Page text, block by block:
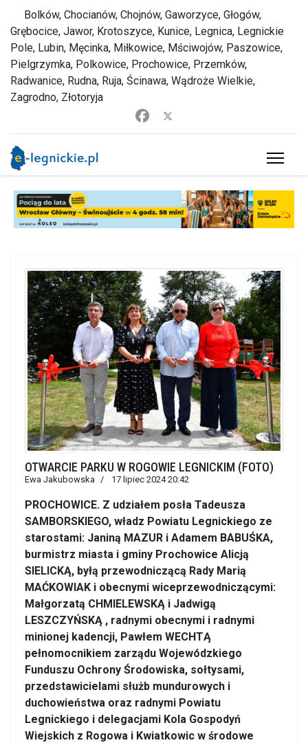
Bolków, Chocianów, Chojnów, Gaworzyce, Głogów,
Grębocice, Jawor, Krotoszyce, Kunice, Legnica, Legnickie
Pole, Lubin, Męcinka, Miłkowice, Mściwojów, Paszowice,
Pielgrzymka, Polkowice, Prochowice, Przemków,
Radwanice, Rudna, Ruja, Ścinawa, Wądroże Wielkie,
Zagrodno, Złotoryja
OTWARCIE PARKU W ROGOWIE LEGNICKIM (FOTO)
Ewa Jakubowska 17 lipiec 2024 20:42
PROCHOWICE. Z udziałem posła Tadeusza
SAMBORSKIEGO, władz Powiatu Legnickiego ze
starostami: Janiną MAZUR i Adamem BABUŚKA,
burmistrz miasta i gminy Prochowice Alicją
SIELICKĄ, byłą przewodniczącą Rady Marią
MAĆKOWIAK i obecnymi wiceprzewodniczącymi:
Małgorzatą CHMIELEWSKĄ i Jadwigą
LESZCZYŃSKĄ , radnymi obecnymi i radnymi
minionej kadencji, Pawłem WECHTĄ
pełnomocnikiem zarządu Wojewódzkiego
Funduszu Ochrony Środowiska, sołtysami,
przedstawicielami służb mundurowych i
duchowieństwa oraz radnymi Powiatu
Legnickiego i delegacjami Kola Gospodyń
Wiejskich z Rogowa i Kwiatkowic w środowe